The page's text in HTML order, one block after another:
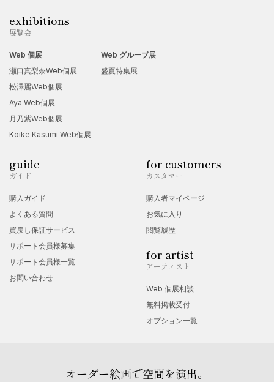
・国立新美術館 「第70回一陽展」 入賞
・ニュー銀座堂「水墨画フェス」
・愛知県美術館「第61回中部一陽展」 入賞
・伊那文化会館「第100回伊那美術展」
exhibitions
展覧会
Web 個展
瀬口真梨奈Web個展
松澤麗Web個展
Aya Web個展
月乃紫Web個展
Koike Kasumi Web個展
Web グループ展
盛夏特集展
guide
ガイド
購入ガイド
よくある質問
買戻し保証サービス
サポート会員様募集
サポート会員様一覧
お問い合わせ
for customers
カスタマー
購入者マイページ
お気に入り
閲覧履歴
for artist
アーティスト
Web 個展相談
無料掲載受付
オプション一覧
オーダー絵画で空間を演出。